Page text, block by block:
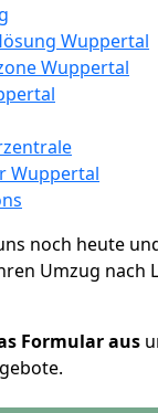
Wuppertal
Wuppertal
Wuppertal
noch heute
Umzug nach
Formular aus